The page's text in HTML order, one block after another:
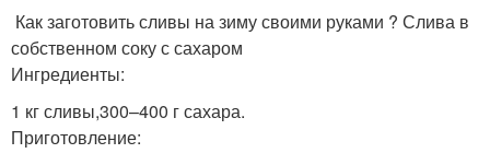
Как заготовить сливы на зиму своими руками ? Слива в
собственном соку с сахаром
Ингредиенты:
1 кг сливы,300–400 г сахара.
Приготовление: